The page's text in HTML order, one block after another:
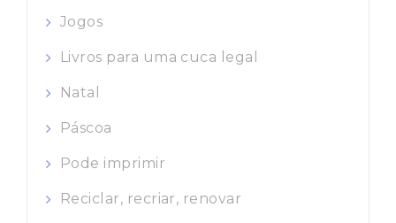
Jogos
Livros para uma cuca legal
Natal
Páscoa
Pode imprimir
Reciclar, recriar, renovar